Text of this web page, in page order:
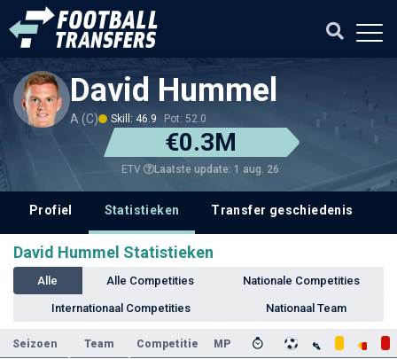
David Hummel
A (C) Skill: 46.9 Pot: 52.0
€0.3M
ETV Laatste update: 1 aug. 26
Profiel Statistieken Transfer geschiedenis
David Hummel Statistieken
Alle Alle Competities Nationale Competities
Internationaal Competities Nationaal Team
Seizoen Team Competitie MP